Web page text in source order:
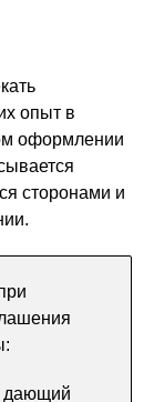
опыт в
оформлении
сторонами и
дающий